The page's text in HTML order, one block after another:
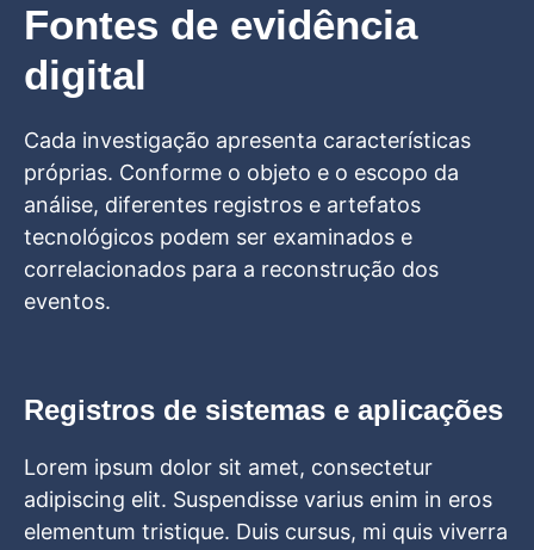
Fontes de evidência
digital
Cada investigação apresenta características
próprias. Conforme o objeto e o escopo da
análise, diferentes registros e artefatos
tecnológicos podem ser examinados e
correlacionados para a reconstrução dos
eventos.
Registros de sistemas e aplicações
Lorem ipsum dolor sit amet, consectetur
adipiscing elit. Suspendisse varius enim in eros
elementum tristique. Duis cursus, mi quis viverra